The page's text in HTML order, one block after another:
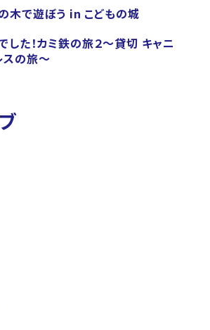
の木で遊ぼう in こどもの城
した！カミ鉄の旅２～貸切 キャニ
スの旅～